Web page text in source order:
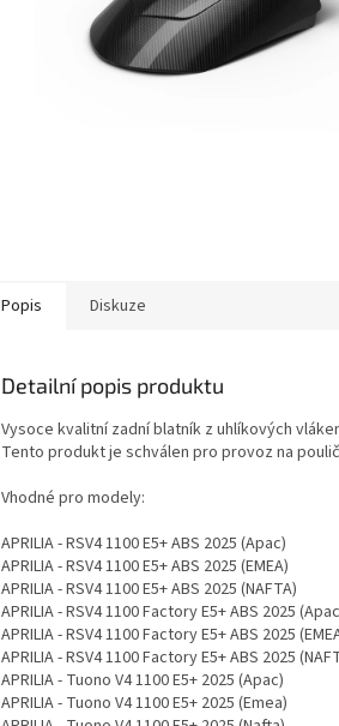
Popis Diskuze
Detailní popis produktu
Vysoce kvalitní zadní blatník z uhlíkových
Tento produkt je schválen pro provoz na
Vhodné pro modely:
APRILIA - RSV4 1100 E5+ ABS 2025 (Apac)
APRILIA - RSV4 1100 E5+ ABS 2025 (EMEA)
APRILIA - RSV4 1100 E5+ ABS 2025 (NAFTA)
APRILIA - RSV4 1100 Factory E5+ ABS 2025
APRILIA - RSV4 1100 Factory E5+ ABS 2025
APRILIA - RSV4 1100 Factory E5+ ABS 2025
APRILIA - Tuono V4 1100 E5+ 2025 (Apac)
APRILIA - Tuono V4 1100 E5+ 2025 (Emea)